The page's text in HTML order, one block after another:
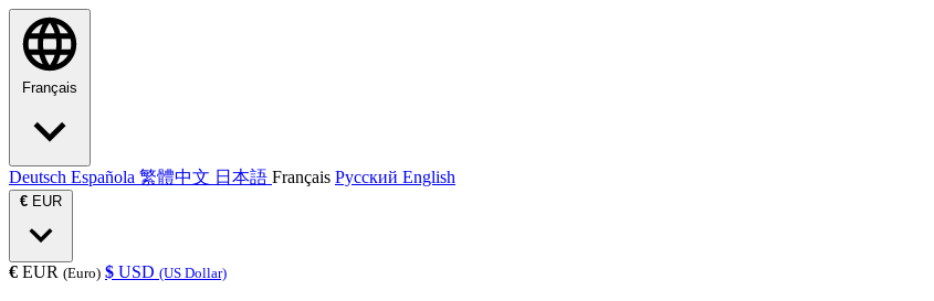
Français
Deutsch Española 繁體中文 日本語 Français Русский English
€ EUR
€ EUR (Euro) $ USD (US Dollar)